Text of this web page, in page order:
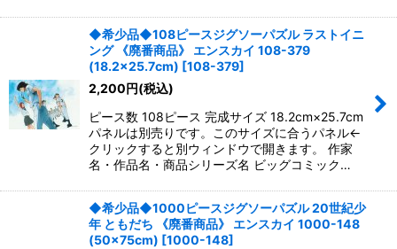
◆希少品◆108ピースジグソーパズル ラストイニ
ング 《廃番商品》 エンスカイ 108-379
(18.2×25.7cm) [108-379]
2,200円(税込)
ピース数 108ピース 完成サイズ 18.2cm×25.7cm
パネルは別売りです。このサイズに合うパネル←
クリックすると別ウィンドウで開きます。 作家
名・作品名・商品シリーズ名 ビッグコミック…
◆希少品◆1000ピースジグソーパズル 20世紀少
年 ともだち 《廃番商品》 エンスカイ 1000-148
(50×75cm) [1000-148]